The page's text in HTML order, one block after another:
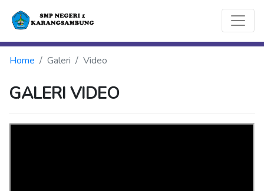
Home Galeri Video
GALERI VIDEO